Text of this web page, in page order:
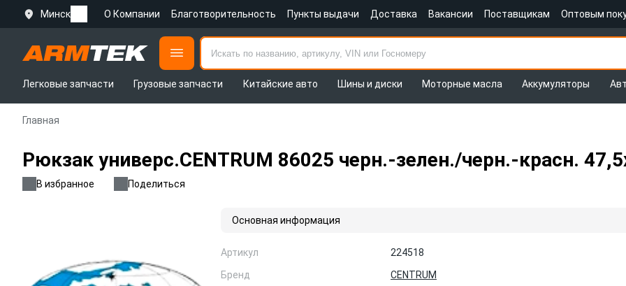
Минск О Компании Благотворительность Пункты выдачи Доставка Вакансии Поставщикам Оптовым
Легковые запчасти
Грузовые запчасти Китайские авто Шины и диски Моторные масла Аккумуляторы
Главная
Рюкзак универс.CENTRUM 86025 черн.-зелен./черн.-красн.
В избранное Поделиться
Основная информация
Артикул
224518
Бренд
CENTRUM